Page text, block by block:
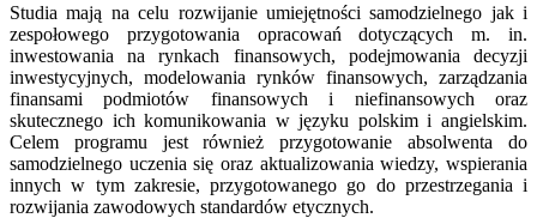
Studia mają na celu rozwijanie umiejętności samodzielnego jak i
zespołowego przygotowania opracowań dotyczących m. in.
inwestowania na rynkach finansowych, podejmowania decyzji
inwestycyjnych, modelowania rynków finansowych, zarządzania
finansami podmiotów finansowych i niefinansowych oraz
skutecznego ich komunikowania w języku polskim i angielskim.
Celem programu jest również przygotowanie absolwenta do
samodzielnego uczenia się oraz aktualizowania wiedzy, wspierania
innych w tym zakresie, przygotowanego go do przestrzegania i
rozwijania zawodowych standardów etycznych.